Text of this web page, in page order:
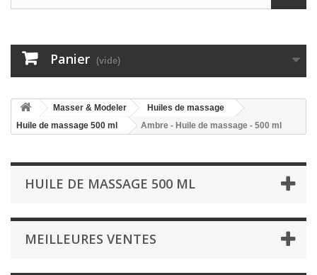
Panier (vide)
Masser & Modeler
Huiles de massage
Huile de massage 500 ml
Ambre - Huile de massage - 500 ml
HUILE DE MASSAGE 500 ML
MEILLEURES VENTES